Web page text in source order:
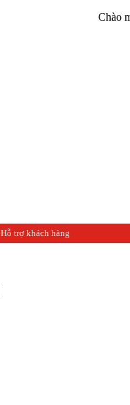
Chào mừng bạn
Hỗ trợ khách hàng